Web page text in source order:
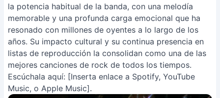
la potencia habitual de la banda, con una melodía
memorable y una profunda carga emocional que ha
resonado con millones de oyentes a lo largo de los
años. Su impacto cultural y su continua presencia en
listas de reproducción la consolidan como una de las
mejores canciones de rock de todos los tiempos.
Escúchala aquí: [Inserta enlace a Spotify, YouTube
Music, o Apple Music].